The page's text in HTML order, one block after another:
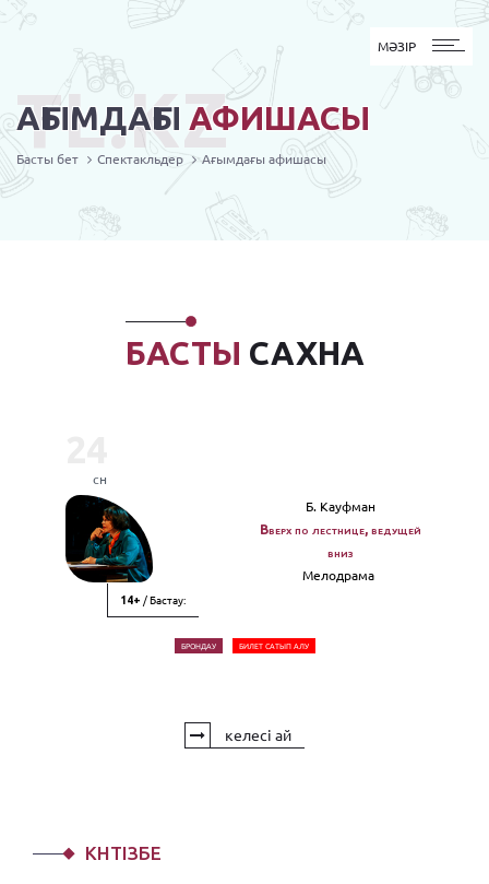
MӘЗІР
МӘЗІР
АҒЫМДАҒЫ АФИШАСЫ
TL.KZ
Басты бет Спектакльдер Ағымдағы афишасы
БАСТЫ САХНА
сн
14+ / Бастау:
Б. Кауфман
Вверх по лестнице, ведущей
вниз
Мелодрама
БРОНДАУ БИЛЕТ САТЫП АЛУ
келесі ай
КҮНТІЗБЕ